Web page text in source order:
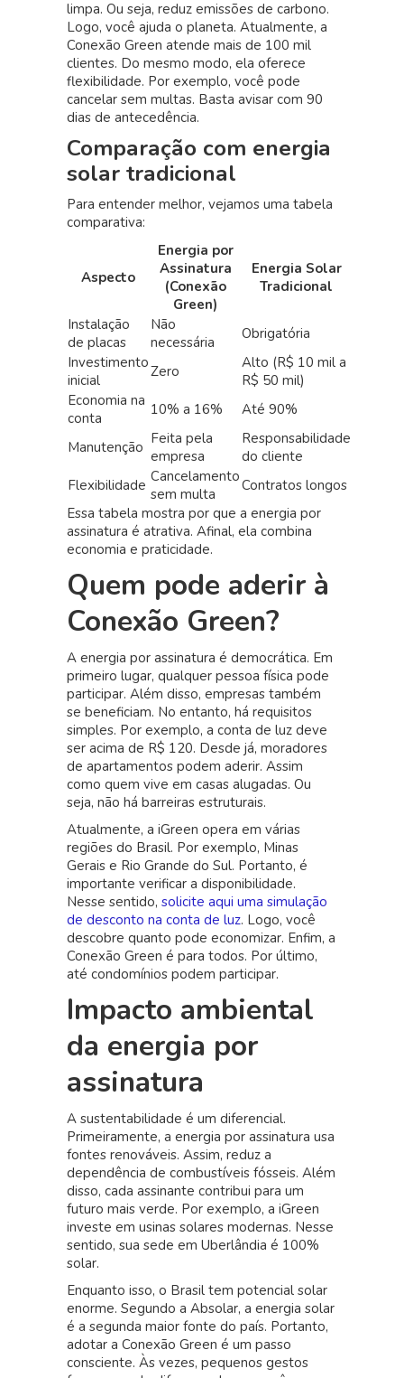
limpa. Ou seja, reduz emissões de carbono.
Logo, você ajuda o planeta. Atualmente, a
Conexão Green atende mais de 100 mil
clientes. Do mesmo modo, ela oferece
flexibilidade. Por exemplo, você pode
cancelar sem multas. Basta avisar com 90
dias de antecedência.
Comparação com energia
solar tradicional
Para entender melhor, vejamos uma tabela
comparativa:
Aspecto
Energia por
Assinatura
(Conexão
Green)
Energia Solar
Tradicional
Instalação
de placas
Não
necessária
Obrigatória
Investimento
inicial
Zero
Alto (R$ 10 mil a
R$ 50 mil)
Economia na
conta
10% a 16% Até 90%
Manutenção Feita pela
empresa
Responsabilidade
do cliente
Flexibilidade Cancelamento
sem multa
Contratos longos
Essa tabela mostra por que a energia por
assinatura é atrativa. Afinal, ela combina
economia e praticidade.
Quem pode aderir à
Conexão Green?
A energia por assinatura é democrática. Em
primeiro lugar, qualquer pessoa física pode
participar. Além disso, empresas também
se beneficiam. No entanto, há requisitos
simples. Por exemplo, a conta de luz deve
ser acima de R$ 120. Desde já, moradores
de apartamentos podem aderir. Assim
como quem vive em casas alugadas. Ou
seja, não há barreiras estruturais.
Atualmente, a iGreen opera em várias
regiões do Brasil. Por exemplo, Minas
Gerais e Rio Grande do Sul. Portanto, é
importante verificar a disponibilidade.
Nesse sentido, solicite aqui uma simulação
de desconto na conta de luz. Logo, você
descobre quanto pode economizar. Enfim, a
Conexão Green é para todos. Por último,
até condomínios podem participar.
Impacto ambiental
da energia por
assinatura
A sustentabilidade é um diferencial.
Primeiramente, a energia por assinatura usa
fontes renováveis. Assim, reduz a
dependência de combustíveis fósseis. Além
disso, cada assinante contribui para um
futuro mais verde. Por exemplo, a iGreen
investe em usinas solares modernas. Nesse
sentido, sua sede em Uberlândia é 100%
solar.
Enquanto isso, o Brasil tem potencial solar
enorme. Segundo a Absolar, a energia solar
é a segunda maior fonte do país. Portanto,
adotar a Conexão Green é um passo
consciente. Às vezes, pequenos gestos